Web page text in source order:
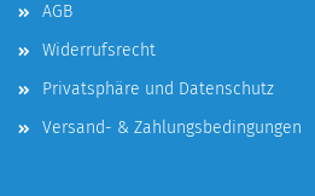
AGB
Widerrufsrecht
Privatsphäre und Datenschutz
Versand- & Zahlungsbedingungen